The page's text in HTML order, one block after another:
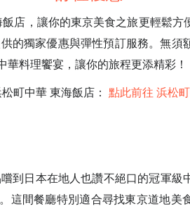
店，讓你的東京美食之旅更輕鬆方
的獨家優惠與彈性預訂服務。無須
料理饗宴，讓你的旅程更添精彩！
町中華 東海飯店： 點此前往 浜松
到日本在地人也讚不絕口的冠軍級
這間餐廳特別適合尋找東京道地美